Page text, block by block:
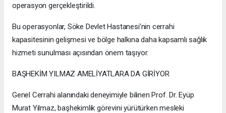
operasyon gerçekleştirildi.
Bu operasyonlar, Söke Devlet Hastanesi’nin cerrahi
kapasitesinin gelişmesi ve bölge halkına daha kapsamlı sağlık
hizmeti sunulması açısından önem taşıyor.
BAŞHEKİM YILMAZ AMELİYATLARA DA GİRİYOR
Genel Cerrahi alanındaki deneyimiyle bilinen Prof. Dr. Eyüp
Murat Yılmaz, başhekimlik görevini yürütürken mesleki